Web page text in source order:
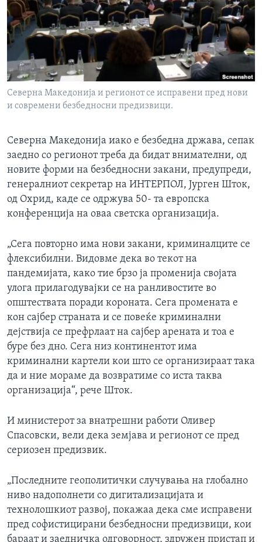
ИНТЕРВЈУА
Јазици
Северна Македонија и регионот се исправени пред нови
и современи безбедносни предизвици.
Северна Македонија иако е безбедна држава, сепак
заедно со регионот треба да бидат внимателни, од
новите форми на безбедносни закани, предупреди,
генералниот секретар на ИНТЕРПОЛ, Јурген Шток,
од Охрид, каде се одржува 50- та европска
конференција на оваа светска организација.
„Сега повторно има нови закани, криминалците се
флексибилни. Видовме дека во текот на
пандемијата, како тие брзо ја променија својата
улога прилагодувајки се на ранливостите во
општествата поради короната. Сега промената е
кон сајбер страната и се повеќе криминални
дејствија се префрлаат на сајбер арената и тоа е
буре без дно. Сега низ континентот има
криминални картели кои што се организираат така
да и ние мораме да возвратиме со иста таква
организација“, рече Шток.
И министерот за внатрешни работи Оливер
Спасовски, вели дека земјава и регионот се пред
сериозен предизвик.
„Последните геополитички случувања на глобално
ниво надополнети со дигитализацијата и
технолошкиот развој, покажаа дека сме исправени
пред софистицирани безбедносни предизвици, кои
бараат и заедничка одговорност, здружен пристап и